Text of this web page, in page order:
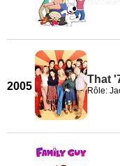
2005
That
Rôle: